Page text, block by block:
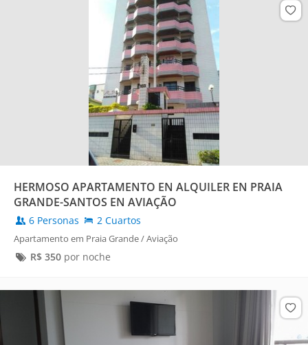
HERMOSO APARTAMENTO EN ALQUILER EN PRAIA
GRANDE-SANTOS EN AVIAÇÃO
6 Personas 2 Cuartos
Apartamento em Praia Grande / Aviação
R$ 350por noche